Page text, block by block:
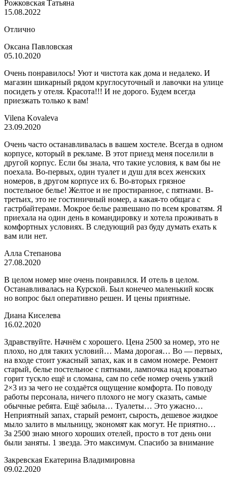
Рожковская Татьяна
15.08.2022
Отлично
Оксана Павловская
05.10.2020
Очень понравилось! Уют и чистота как дома и недалеко. И
магазин шикарный рядом круглосуточный и лавочки на улице
посидеть у отеля. Красота!!! И не дорого. Будем всегда
приезжать только к вам!
Vilena Kovaleva
23.09.2020
Очень часто останавливалась в вашем хостеле. Всегда в одном
корпусе, который в рекламе. В этот приезд меня поселили в
другой корпус. Если бы знала, что такие условия, к вам бы не
поехала. Во-первых, один туалет и душ для всех женских
номеров, в другом корпусе их 6. Во-вторых грязное
постельное белье! Желтое и не простиранное, с пятнами. В-
третьих, это не гостиничный номер, а какая-то общага с
гастрбайтерами. Мокрое белье развешано по всем кроватям. Я
приехала на один день в командировку и хотела проживать в
комфортных условиях. В следующий раз буду думать ехать к
вам или нет.
Алла Степанова
27.08.2020
В целом номер мне очень понравился. И отель в целом.
Останавливалась на Курской. Был конечео маленький косяк
но вопрос был оперативно решен. И цены приятные.
Диана Киселева
16.02.2020
Здравствуйте. Начнём с хорошего. Цена 2500 за номер, это не
плохо, но для таких условий… Мама дорогая… Во — первых,
на входе стоит ужасный запах, как и в самом номере. Ремонт
старый, белье постельное с пятнами, лампочка над кроватью
горит тускло ещё и сломана, сам по себе номер очень узкий
2×3 из за чего не создаётся ощущение комфорта. По поводу
работы персонала, ничего плохого не могу сказать, самые
обычные ребята. Ещё забыла… Туалеты… Это ужасно…
Неприятный запах, старый ремонт, сырость, дешевое жидкое
мыло залито в мыльницу, экономят как могут. Не приятно…
За 2500 знаю много хороших отелей, просто в тот день они
были заняты. 1 звезда. Это максимум. Спасибо за внимание
Закревская Екатерина Владимировна
09.02.2020